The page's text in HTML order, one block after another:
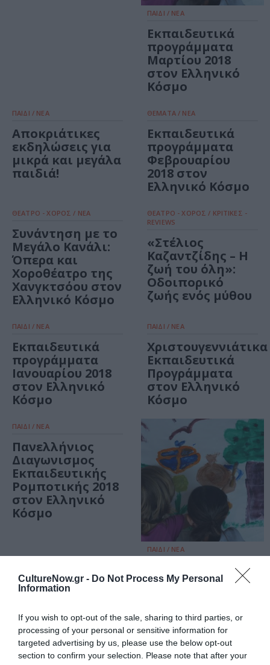
CultureNow.gr - Do Not Process My Personal
Information
If you wish to opt-out of the sale, sharing to third parties, or
processing of your personal or sensitive information for
targeted advertising by us, please use the below opt-out
section to confirm your selection. Please note that after your
ΠΑΙΔΙ / ΝΕΑ
Εκπαιδευτικά
προγράμματα
Μαρτίου 2018
στον Ελληνικό
Κόσμο
ΠΑΙΔΙ / ΝΕΑ
Αποκριάτικες
εκδηλώσεις για
μικρά και μεγάλα
παιδιά!
ΘΕΜΑΤΑ / ΝΕΑ
Εκπαιδευτικά
προγράμματα
Φεβρουαρίου
2018 στον
Ελληνικό Κόσμο
ΘΕΑΤΡΟ - ΧΟΡΟΣ / ΝΕΑ
Συνάντηση με το
Μεγάλο Κανάλι:
Όπερα και
Χοροθέατρο της
Χανγκτσόου στον
Ελληνικό Κόσμο
ΘΕΑΤΡΟ - ΧΟΡΟΣ / ΚΡΙΤΙΚΕΣ -
REVIEWS
«Στέλιος
Καζαντζίδης – Η
ζωή του όλη»:
Οδοιπορικό
ζωής ενός μύθου
ΠΑΙΔΙ / ΝΕΑ
Εκπαιδευτικά
προγράμματα
Ιανουαρίου 2018
στον Ελληνικό
Κόσμο
ΠΑΙΔΙ / ΝΕΑ
Χριστουγεννιάτικα
Εκπαιδευτικά
Προγράμματα
στον Ελληνικό
Κόσμο
ΠΑΙΔΙ / ΝΕΑ
Πανελλήνιος
Διαγωνισμος
Εκπαιδευτικής
Ρομποτικής 2018
στον Ελληνικό
Κόσμο
ΠΑΙΔΙ / ΝΕΑ
εκπαιδευτικά
Κόσμο!
ΘΕΑΤΡΟ - ΧΟΡΟΣ / ΝΕΑ